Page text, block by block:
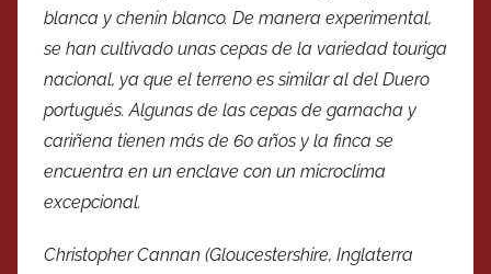
blanca y chenin blanco. De manera experimental,
se han cultivado unas cepas de la variedad touriga
nacional, ya que el terreno es similar al del Duero
portugués. Algunas de las cepas de garnacha y
cariñena tienen más de 60 años y la finca se
encuentra en un enclave con un microclima
excepcional.
Christopher Cannan (Gloucestershire, Inglaterra